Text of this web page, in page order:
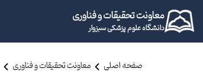
معاونت تحقیقات و فناوری
دانشگاه علوم پزشکی سبزوار
صفحه اصلی معاونت تحقیقات و فناوری